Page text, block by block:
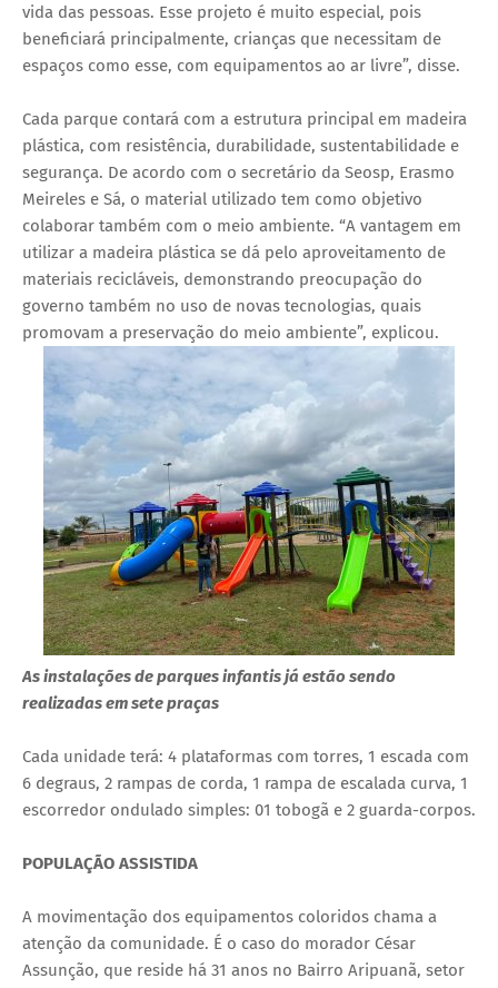
vida das pessoas. Esse projeto é muito especial, pois
beneficiará principalmente, crianças que necessitam de
espaços como esse, com equipamentos ao ar livre”, disse.
Cada parque contará com a estrutura principal em madeira
plástica, com resistência, durabilidade, sustentabilidade e
segurança. De acordo com o secretário da Seosp, Erasmo
Meireles e Sá, o material utilizado tem como objetivo
colaborar também com o meio ambiente. “A vantagem em
utilizar a madeira plástica se dá pelo aproveitamento de
materiais recicláveis, demonstrando preocupação do
governo também no uso de novas tecnologias, quais
promovam a preservação do meio ambiente”, explicou.
As instalações de parques infantis já estão sendo
realizadas em sete praças
Cada unidade terá: 4 plataformas com torres, 1 escada com
6 degraus, 2 rampas de corda, 1 rampa de escalada curva, 1
escorredor ondulado simples: 01 tobogã e 2 guarda-corpos.
POPULAÇÃO ASSISTIDA
A movimentação dos equipamentos coloridos chama a
atenção da comunidade. É o caso do morador César
Assunção, que reside há 31 anos no Bairro Aripuanã, setor